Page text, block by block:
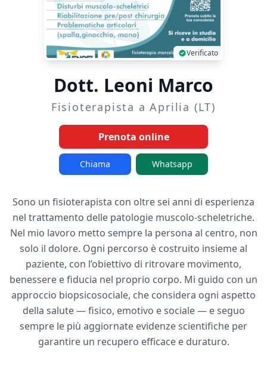
Verificato
Dott. Leoni Marco
Fisioterapista a Aprilia (LT)
Prenota online
Chiama Whatsapp
Sono un fisioterapista con oltre sei anni di esperienza
nel trattamento delle patologie muscolo-scheletriche.
Nel mio lavoro metto sempre la persona al centro, non
solo il dolore. Ogni percorso è costruito insieme al
paziente, con l’obiettivo di ritrovare movimento,
benessere e fiducia nel proprio corpo. Mi guido con un
approccio biopsicosociale, che considera ogni aspetto
della salute — fisico, emotivo e sociale — e seguo
sempre le più aggiornate evidenze scientifiche per
garantire un recupero efficace e duraturo.